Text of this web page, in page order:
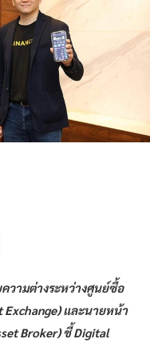
วามต่างระหว่างศูนย์ซื้อ
และนายหน้า
Broker) ชี้ Digital